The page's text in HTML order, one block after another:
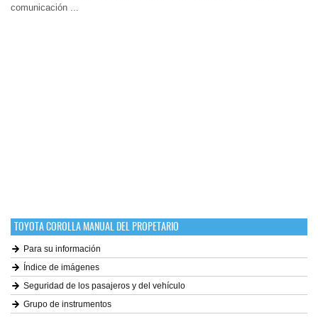
comunicación ...
TOYOTA COROLLA MANUAL DEL PROPETARIO
Para su información
Índice de imágenes
Seguridad de los pasajeros y del vehículo
Grupo de instrumentos